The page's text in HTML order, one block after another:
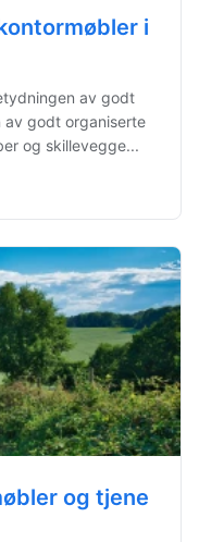
i
av godt
godt organiserte
og skillevegge...
og tjene